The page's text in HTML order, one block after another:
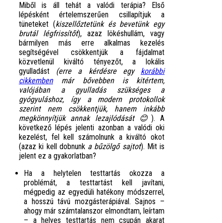
Miből is áll tehát a valódi terápia? Első
lépésként értelemszerűen csillapítjuk a
tüneteket (kiszellőztetünk és bevetünk egy
brutál légfrissítőt), azaz lökéshullám, vagy
bármilyen más erre alkalmas kezelés
segítségével csökkentjük a fájdalmat
közvetlenül kiváltó tényezőt, a lokális
gyulladást (erre a kérdésre egy korábbi
cikkembenmár bővebben is kitértem,
valójában a gyulladás szükséges a
gyógyuláshoz, így a modern protokollok
szerint nem csökkentjük, hanem inkább
megkönnyítjük annak lezajlódását 😊 ). A
következő lépés jelenti azonban a valódi oki
kezelést, fel kell számolnunk a kiváltó okot
(azaz ki kell dobnunk a bűzölgő sajtot). Mit is
jelent ez a gyakorlatban?
Ha a helytelen testtartás okozza a
problémát, a testtartást kell javítani,
mégpedig az egyedüli hatékony módszerrel,
a hosszú távú mozgásterápiával. Sajnos –
ahogy már számtalanszor elmondtam, leírtam
– a helyes testtartás nem csupán akarat